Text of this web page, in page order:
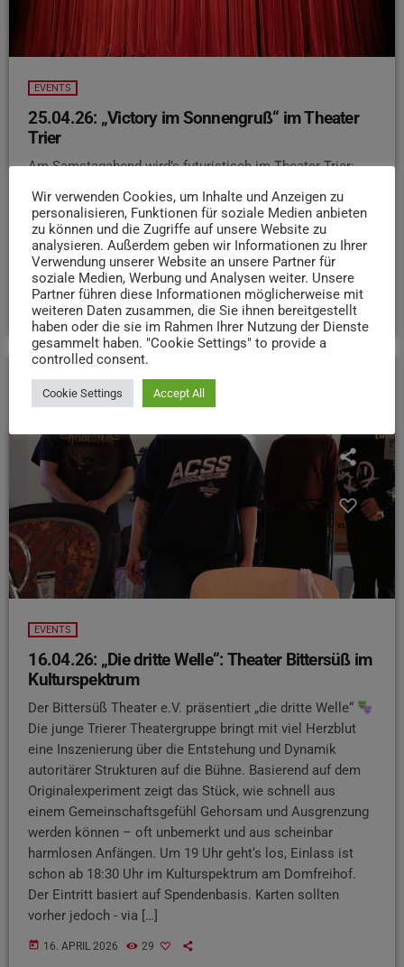
EVENTS
25.04.26: „Victory im Sonnengruß“ im Theater
Trier
Am Samstagabend wird’s futuristisch im Theater Trier:
„Victory im Sonnengruß“ zeigt eine Welt, in der KI alles
bestimmt – sogar Politik und Gefühle
Doch als
Menschen wieder selbst eingreifen wollen, gerät alles
außer Kontrolle. Spannend, kritisch und ziemlich nah an
der Realität. Los geht’s um 19:30 Uhr.
today 24. APRIL 2026 32
EVENTS
16.04.26: „Die dritte Welle“: Theater Bittersüß im
Kulturspektrum
Der Bittersüß Theater e.V. präsentiert „die dritte Welle“
Die junge Trierer Theatergruppe bringt mit viel Herzblut
eine Inszenierung über die Entstehung und Dynamik
autoritärer Strukturen auf die Bühne. Basierend auf dem
Originalexperiment zeigt das Stück, wie schnell aus
einem Gemeinschaftsgefühl Gehorsam und Ausgrenzung
werden können – oft unbemerkt und aus scheinbar
harmlosen Anfängen. Um 19 Uhr geht‘s los, Einlass ist
schon ab 18:30 Uhr im Kulturspektrum am Domfreihof.
Der Eintritt basiert auf Spendenbasis. Karten sollten
vorher jedoch - via […]
today 16. APRIL 2026 29
Wir verwenden Cookies, um Inhalte und Anzeigen zu
personalisieren, Funktionen für soziale Medien anbieten
zu können und die Zugriffe auf unsere Website zu
analysieren. Außerdem geben wir Informationen zu Ihrer
Verwendung unserer Website an unsere Partner für
soziale Medien, Werbung und Analysen weiter. Unsere
Partner führen diese Informationen möglicherweise mit
weiteren Daten zusammen, die Sie ihnen bereitgestellt
haben oder die sie im Rahmen Ihrer Nutzung der Dienste
gesammelt haben. "Cookie Settings" to provide a
controlled consent.
Cookie Settings Accept All